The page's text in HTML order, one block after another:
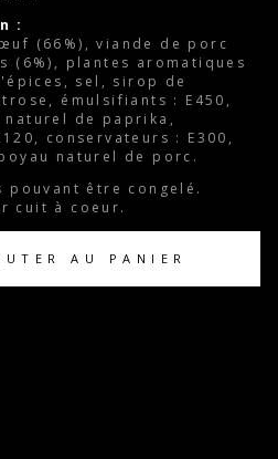
:
(66%), viande de porc
(6%), plantes aromatiques
sel, sirop de
émulsifiants : E450,
naturel de paprika,
conservateurs : E300,
naturel de porc.
pouvant être congelé.
cuit à coeur.
AU PANIER